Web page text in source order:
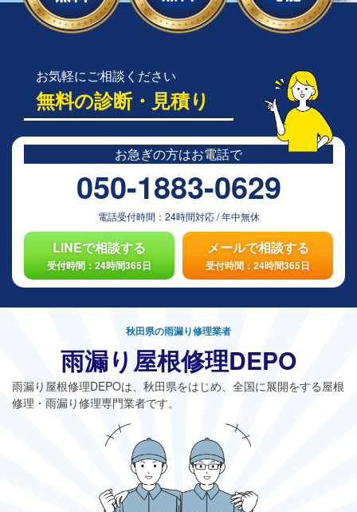
お気軽にご相談ください
無料の診断・見積り
お急ぎの方はお電話で
050-1883-0629
電話受付時間： 24時間対応/年中無休
LINEで相談する
受付時間：24時間365日
メールで相談する
受付時間：24時間365日
秋田県の雨漏り修理業者
雨漏り屋根修理DEPO
雨漏り屋根修理DEPOは、秋田県をはじめ、全国に展開をする屋根
修理・雨漏り修理専門業者です。